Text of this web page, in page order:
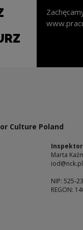
Culture Poland
Marta
iod@nck.pl
NIP: 525-
REGON: